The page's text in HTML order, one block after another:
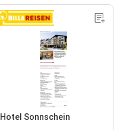
Hotel Sonnschein